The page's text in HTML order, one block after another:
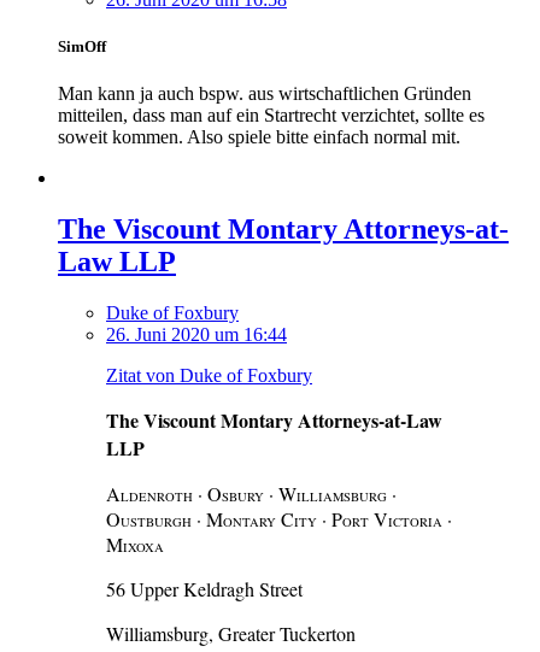
SimOff
Man kann ja auch bspw. aus wirtschaftlichen Gründen
mitteilen, dass man auf ein Startrecht verzichtet, sollte es
soweit kommen. Also spiele bitte einfach normal mit.
The Viscount Montary Attorneys-at-
Law LLP
Duke of Foxbury
26. Juni 2020 um 16:44
Zitat von Duke of Foxbury
The Viscount Montary Attorneys-at-Law
LLP
ALDENROTH · OSBURY · WILLIAMSBURG ·
OUSTBURGH · MONTARY CITY · PORT VICTORIA ·
MIXOXA
56 Upper Keldragh Street
Williamsburg, Greater Tuckerton